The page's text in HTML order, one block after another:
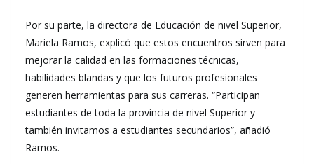
Por su parte, la directora de Educación de nivel Superior,
Mariela Ramos, explicó que estos encuentros sirven para
mejorar la calidad en las formaciones técnicas,
habilidades blandas y que los futuros profesionales
generen herramientas para sus carreras. “Participan
estudiantes de toda la provincia de nivel Superior y
también invitamos a estudiantes secundarios”, añadió
Ramos.